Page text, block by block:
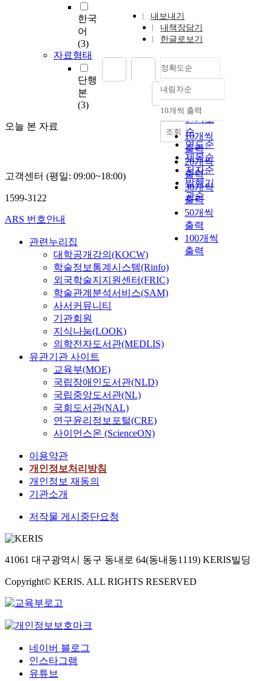
한국
어
(3)
자료형태
단행
본
(3)
오늘 본 자료
내보내기
내책장담기
한글로보기
정확도순
정확도
순
인기도
순
연도순
제목순
저자순
발행기
관순
내림차순
내림차순
10개씩 출력
10개씩
출력
20개씩
출력
30개씩
출력
50개씩
출력
100개씩
출력
조회
고객센터 (평일: 09:00~18:00)
1599-3122
ARS 번호안내
관련누리집
대학공개강의(KOCW)
학술정보통계시스템(Rinfo)
외국학술지지원센터(FRIC)
학술관계분석서비스(SAM)
사서커뮤니티
기관회원
지식나눔(LOOK)
의학전자도서관(MEDLIS)
유관기관 사이트
교육부(MOE)
국립장애인도서관(NLD)
국립중앙도서관(NL)
국회도서관(NAL)
연구윤리정보포털(CRE)
사이언스온 (ScienceON)
이용약관
개인정보처리방침
개인정보 재동의
기관소개
저작물 게시중단요청
41061 대구광역시 동구 동내로 64(동내동1119) KERIS빌딩
Copyright© KERIS. ALL RIGHTS RESERVED
네이버 블로그
인스타그램
유튜브